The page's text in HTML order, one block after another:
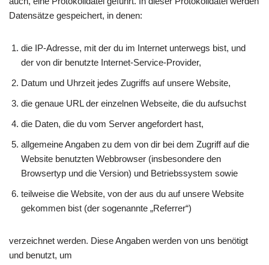
Datensätze gespeichert, in denen:
die IP-Adresse, mit der du im Internet unterwegs bist, und
der von dir benutzte Internet-Service-Provider,
Datum und Uhrzeit jedes Zugriffs auf unsere Website,
die genaue URL der einzelnen Webseite, die du aufsuchst
die Daten, die du vom Server angefordert hast,
allgemeine Angaben zu dem von dir bei dem Zugriff auf die
Website benutzten Webbrowser (insbesondere den
Browsertyp und die Version) und Betriebssystem sowie
teilweise die Website, von der aus du auf unsere Website
gekommen bist (der sogenannte „Referrer“)
verzeichnet werden. Diese Angaben werden von uns benötigt
und benutzt, um